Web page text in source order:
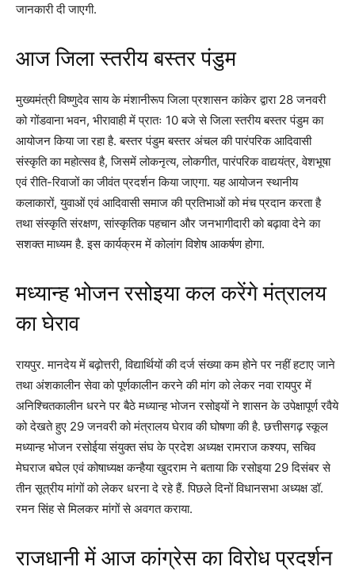
जानकारी दी जाएगी.
आज जिला स्तरीय बस्तर पंडुम
मुख्यमंत्री विष्णुदेव साय के मंशानीरूप जिला प्रशासन कांकेर द्वारा 28 जनवरी
को गोंडवाना भवन, भीरावाही में प्रातः 10 बजे से जिला स्तरीय बस्तर पंडुम का
आयोजन किया जा रहा है. बस्तर पंडुम बस्तर अंचल की पारंपरिक आदिवासी
संस्कृति का महोत्सव है, जिसमें लोकनृत्य, लोकगीत, पारंपरिक वाद्ययंत्र, वेशभूषा
एवं रीति-रिवाजों का जीवंत प्रदर्शन किया जाएगा. यह आयोजन स्थानीय
कलाकारों, युवाओं एवं आदिवासी समाज की प्रतिभाओं को मंच प्रदान करता है
तथा संस्कृति संरक्षण, सांस्कृतिक पहचान और जनभागीदारी को बढ़ावा देने का
सशक्त माध्यम है. इस कार्यक्रम में कोलांग विशेष आकर्षण होगा.
मध्यान्ह भोजन रसोइया कल करेंगे मंत्रालय
का घेराव
रायपुर. मानदेय में बढ़ोत्तरी, विद्यार्थियों की दर्ज संख्या कम होने पर नहीं हटाए जाने
तथा अंशकालीन सेवा को पूर्णकालीन करने की मांग को लेकर नवा रायपुर में
अनिश्चितकालीन धरने पर बैठे मध्यान्ह भोजन रसोइयों ने शासन के उपेक्षापूर्ण रवैये
को देखते हुए 29 जनवरी को मंत्रालय घेराव की घोषणा की है. छत्तीसगढ़ स्कूल
मध्यान्ह भोजन रसोईया संयुक्त संघ के प्रदेश अध्यक्ष रामराज कश्यप, सचिव
मेघराज बघेल एवं कोषाध्यक्ष कन्हैया खुदराम ने बताया कि रसोइया 29 दिसंबर से
तीन सूत्रीय मांगों को लेकर धरना दे रहे हैं. पिछले दिनों विधानसभा अध्यक्ष डॉ.
रमन सिंह से मिलकर मांगों से अवगत कराया.
राजधानी में आज कांग्रेस का विरोध प्रदर्शन